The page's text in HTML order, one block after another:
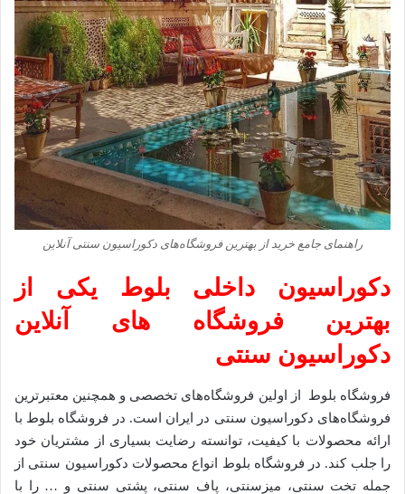
راهنمای جامع خرید از بهترین فروشگاه‌های دکوراسیون سنتی آنلاین
دکوراسیون داخلی بلوط یکی از
بهترین فروشگاه های آنلاین
دکوراسیون سنتی
فروشگاه بلوط از اولین فروشگاه‌های تخصصی و همچنین معتبرترین
فروشگاه‌‌های دکوراسیون سنتی در ایران است. در فروشگاه بلوط با
ارائه محصولات با کیفیت، توانسته رضایت بسیاری از مشتریان خود
را جلب کند. در فروشگاه بلوط انواع محصولات دکوراسیون سنتی از
جمله تخت سنتی، میزسنتی، پاف سنتی، پشتی سنتی و … را با